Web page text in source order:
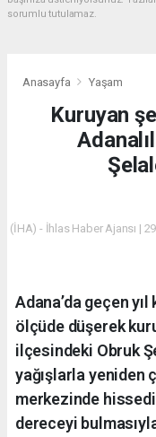
sorumlu tutulamaz.
Anasayfa Yaşam
Kuruyan
(İHA) - İhlas Haber Ajansı |
Adana’da geçen
ölçüde düşerek
ilçesindeki Obruk
yağışlarla yeniden
merkezinde
dereceyi